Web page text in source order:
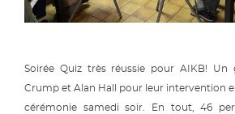
Soirée Quiz très réussie pour AIKB!
Crump et Alan Hall pour leur intervention
cérémonie samedi soir. En tout, 46